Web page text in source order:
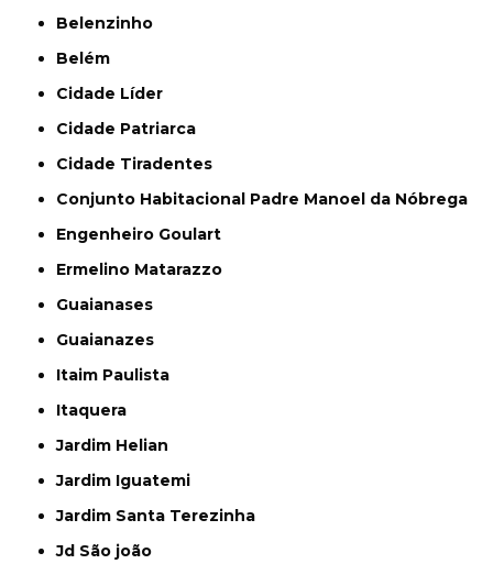
Belenzinho
Belém
Cidade Líder
Cidade Patriarca
Cidade Tiradentes
Conjunto Habitacional Padre Manoel da Nóbrega
Engenheiro Goulart
Ermelino Matarazzo
Guaianases
Guaianazes
Itaim Paulista
Itaquera
Jardim Helian
Jardim Iguatemi
Jardim Santa Terezinha
Jd São joão